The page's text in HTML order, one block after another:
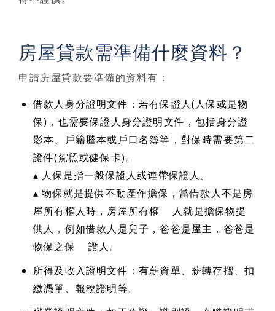
房屋貸款需準備什麼資料？
申請房屋貸款要準備的資料有：
借款人身分證明文件：若有保證人(人保或是物
保)，也需要保證人身分證明文件，包括身分證
影本、戶籍謄本或戶口名簿等，對保時需要第二
證件(駕照或健保卡)。
▴ 人保是指一般保證人或連帶保證人。
▴ 物保就是提供不動產作擔保，當借款人不是房
屋所有權人時，房屋所有權 人就是擔保物提
供人，例如借款人是兒子，爸爸是屋主，爸爸是
物保之保 證人。
所得及收入證明文件：有薪資單、薪轉存摺、扣
繳憑單、報稅證明等。